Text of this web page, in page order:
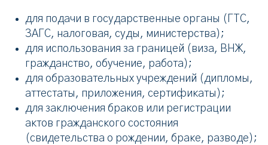
для подачи в государственные органы (ГТС,
ЗАГС, налоговая, суды, министерства);
для использования за границей (виза, ВНЖ,
гражданство, обучение, работа);
для образовательных учреждений (дипломы,
аттестаты, приложения, сертификаты);
для заключения браков или регистрации
актов гражданского состояния
(свидетельства о рождении, браке, разводе);